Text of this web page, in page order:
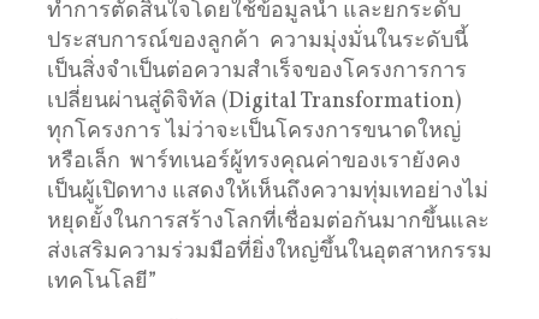
ทำการตัดสินใจโดยใช้ข้อมูลนำ และยกระดับ
ประสบการณ์ของลูกค้า ความมุ่งมั่นในระดับนี้
เป็นสิ่งจำเป็นต่อความสำเร็จของโครงการการ
เปลี่ยนผ่านสู่ดิจิทัล (Digital Transformation)
ทุกโครงการ ไม่ว่าจะเป็นโครงการขนาดใหญ่
หรือเล็ก พาร์ทเนอร์ผู้ทรงคุณค่าของเรายังคง
เป็นผู้เปิดทาง แสดงให้เห็นถึงความทุ่มเทอย่างไม่
หยุดยั้งในการสร้างโลกที่เชื่อมต่อกันมากขึ้นและ
ส่งเสริมความร่วมมือที่ยิ่งใหญ่ขึ้นในอุตสาหกรรม
เทคโนโลยี”